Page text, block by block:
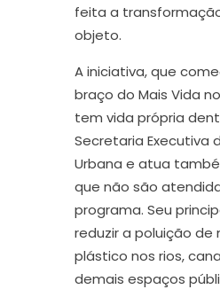
feita a
objeto.
A iniciativa, que
braço do Mais Vida
tem vida própria
Secretaria Executiva
Urbana e atua
que não são
programa. Seu
reduzir a poluição de
plástico nos rios,
demais espaços